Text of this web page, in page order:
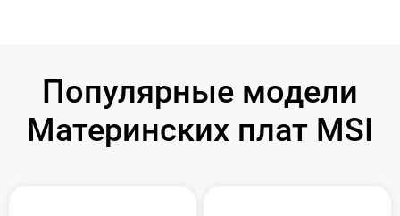
Популярные модели
Материнских плат MSI